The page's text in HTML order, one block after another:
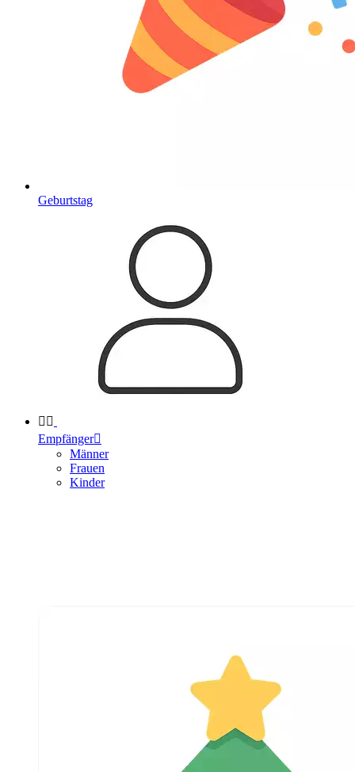
Geburtstag
 
Empfänger
Männer
Frauen
Kinder